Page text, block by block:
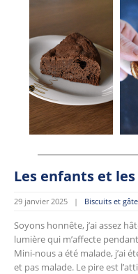
Les enfants et
29 janvier 2025 | Biscuits et
Soyons honnête, j’ai assez
lumière qui m’affecte
Mini-nous a été malade, j’ai
et pas malade. Le pire est